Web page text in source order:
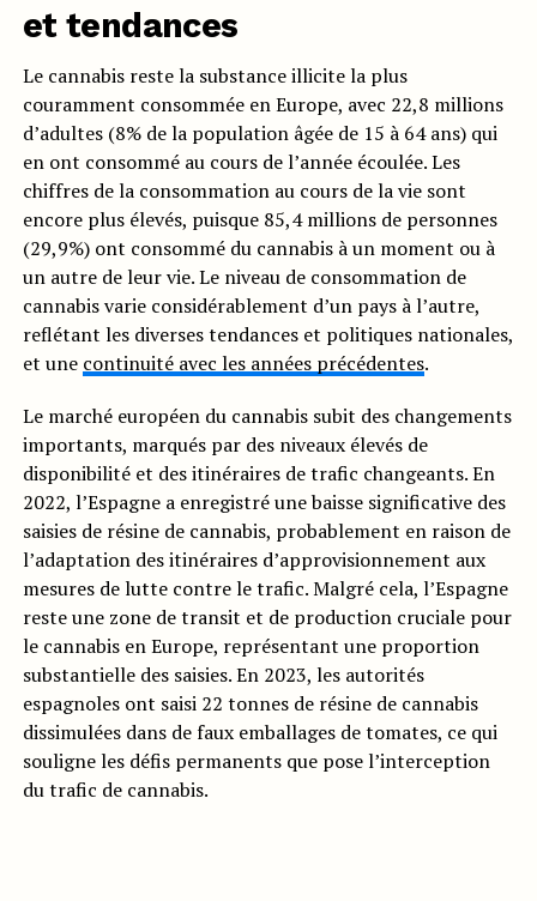
et tendances
Le cannabis reste la substance illicite la plus
couramment consommée en Europe, avec 22,8 millions
d’adultes (8% de la population âgée de 15 à 64 ans) qui
en ont consommé au cours de l’année écoulée. Les
chiffres de la consommation au cours de la vie sont
encore plus élevés, puisque 85,4 millions de personnes
(29,9%) ont consommé du cannabis à un moment ou à
un autre de leur vie. Le niveau de consommation de
cannabis varie considérablement d’un pays à l’autre,
reflétant les diverses tendances et politiques nationales,
et une continuité avec les années précédentes.
Le marché européen du cannabis subit des changements
importants, marqués par des niveaux élevés de
disponibilité et des itinéraires de trafic changeants. En
2022, l’Espagne a enregistré une baisse significative des
saisies de résine de cannabis, probablement en raison de
l’adaptation des itinéraires d’approvisionnement aux
mesures de lutte contre le trafic. Malgré cela, l’Espagne
reste une zone de transit et de production cruciale pour
le cannabis en Europe, représentant une proportion
substantielle des saisies. En 2023, les autorités
espagnoles ont saisi 22 tonnes de résine de cannabis
dissimulées dans de faux emballages de tomates, ce qui
souligne les défis permanents que pose l’interception
du trafic de cannabis.